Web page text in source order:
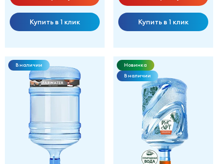
Купить в 1 клик Купить в 1 клик
В наличии
Новинка
В наличии